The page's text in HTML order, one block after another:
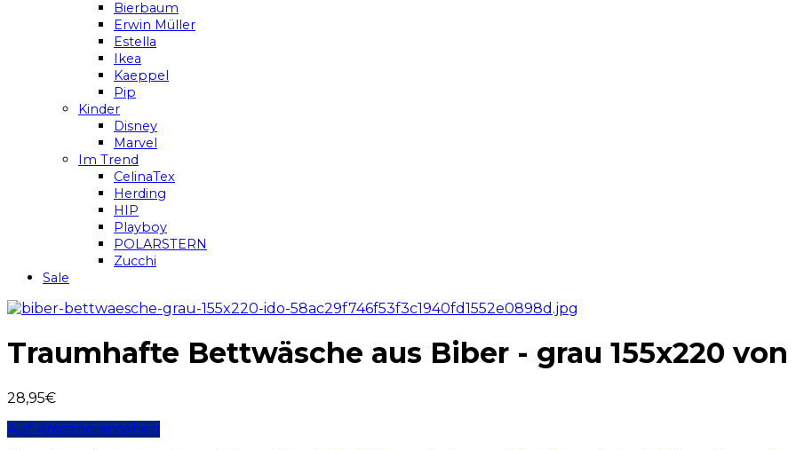
Bierbaum
Erwin Müller
Estella
Ikea
Kaeppel
Pip
Kinder
Disney
Marvel
Im Trend
CelinaTex
Herding
HIP
Playboy
POLARSTERN
Zucchi
Sale
Traumhafte Bettwäsche aus Biber - grau 155x220
28,95€
Auf Amazon ansehen